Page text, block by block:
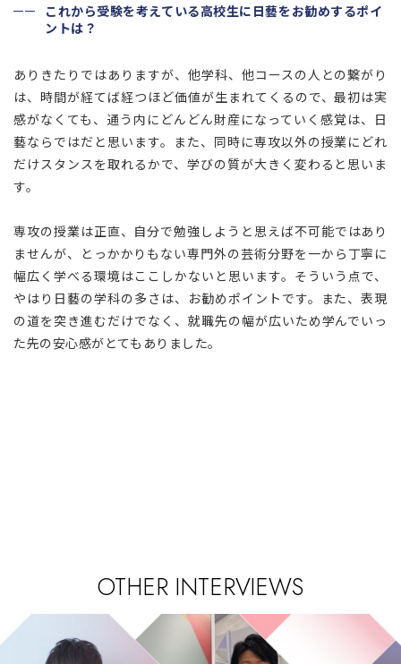
これから受験を考えている高校生に日藝をお勧めするポイ
ントは？
ありきたりではありますが、他学科、他コースの人との繋がり
は、時間が経てば経つほど価値が生まれてくるので、最初は実
感がなくても、通う内にどんどん財産になっていく感覚は、日
藝ならではだと思います。また、同時に専攻以外の授業にどれ
だけスタンスを取れるかで、学びの質が大きく変わると思いま
す。
専攻の授業は正直、自分で勉強しようと思えば不可能ではあり
ませんが、とっかかりもない専門外の芸術分野を一から丁寧に
幅広く学べる環境はここしかないと思います。そういう点で、
やはり日藝の学科の多さは、お勧めポイントです。また、表現
の道を突き進むだけでなく、就職先の幅が広いため学んでいっ
た先の安心感がとてもありました。
OTHER INTERVIEWS